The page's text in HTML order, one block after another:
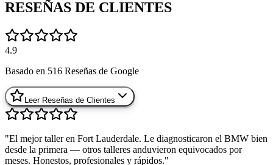
RESEÑAS DE CLIENTES
4.9
Basado en 516 Reseñas de Google
Leer Reseñas de Clientes
"El mejor taller en Fort Lauderdale. Le diagnosticaron el BMW bien
desde la primera — otros talleres anduvieron equivocados por
meses. Honestos, profesionales y rápidos."
"El mejor taller en Fort Lauderdale. Le diagnosticaron el BMW bien
desde la primera — otros talleres anduvieron equivocados por
meses. Honestos, profesionales y rápidos."